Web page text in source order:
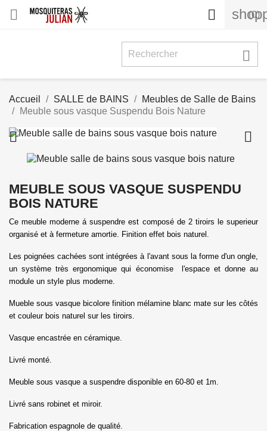
 (0)


Accueil SALLE de BAINS
Meubles de Salle de Bains
Meuble sous vasque Suspendu Bois Nature
 
MEUBLE SOUS VASQUE SUSPENDU
BOIS NATURE
Ce meuble moderne á suspendre est composé de 2 tiroirs le superieur
organisé et à fermeture amortie. Finition effet bois naturel.
Les poignées cachées sont intégrées à l'avant sous la forme d'un ongle,
un système très ergonomique qui économise l'espace et donne au
module un style plus moderne.
Mueble sous vasque bicolore finition mélamine blanc mate sur les côtés
et couleur bois naturel sur les tiroirs.
Vasque encastrée en céramique.
Livré monté.
Meuble sous vasque a suspendre disponible en 60-80 et 1m.
Livré sans robinet et miroir.
Fabrication espagnole de qualité.